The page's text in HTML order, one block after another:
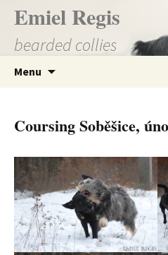
Přejít
obsahu
Emiel Regis
bearded collies
Menu
Coursing Soběšice,